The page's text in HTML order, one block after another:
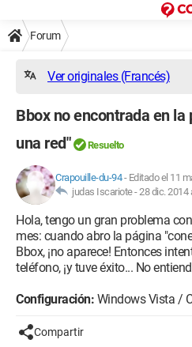
Forum
Ver originales (Francés)
Bbox no encontrada en la
una red"
Resuelto
Crapouille-du-94- Editado el 11
judas Iscariote -28 dic. 2014
Hola, tengo un gran problema
mes: cuando abro la página
Bbox, ¡no aparece! Entonces
teléfono, ¡y tuve éxito... No
Configuración: Windows Vista /
Compartir